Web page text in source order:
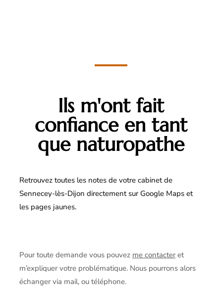
Ils m'ont fait
confiance en tant
que naturopathe
Retrouvez toutes les notes de votre cabinet de
Sennecey-lès-Dijon directement sur Google Maps et
les pages jaunes.
Pour toute demande vous pouvez me contacter et
m’expliquer votre problématique. Nous pourrons alors
échanger via mail, ou téléphone.